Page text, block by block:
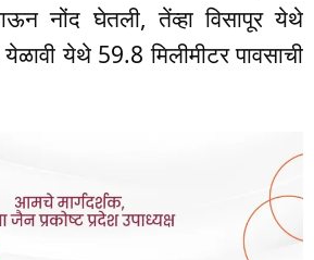
नोंद घेतली, तेंव्हा विसापूर येथे
येथे 59.8 मिलीमीटर पावसाची